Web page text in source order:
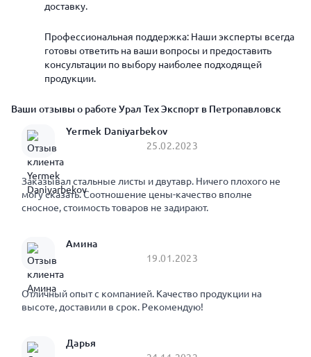
доставку.
Профессиональная поддержка: Наши эксперты всегда
готовы ответить на ваши вопросы и предоставить
консультации по выбору наиболее подходящей
продукции.
Ваши отзывы о работе Урал Тех Экспорт в Петропавловск
Yermek Daniyarbekov
25.02.2023
Заказывал стальные листы и двутавр. Ничего плохого не
могу сказать. Соотношение цены-качество вполне
сносное, стоимость товаров не задирают.
Амина
19.01.2023
Отличный опыт с компанией. Качество продукции на
высоте, доставили в срок. Рекомендую!
Дарья